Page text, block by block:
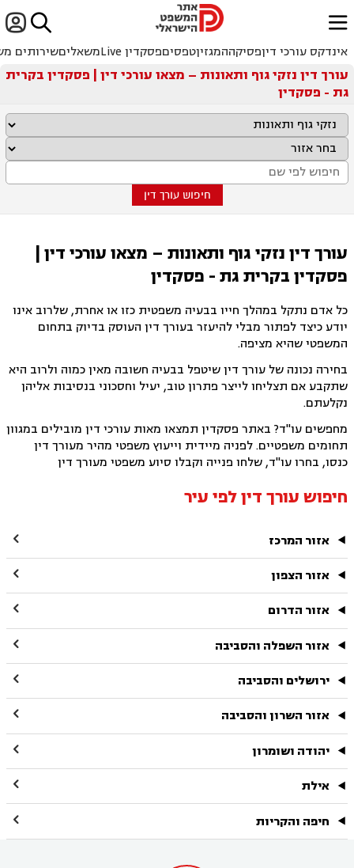

ﱐ
אינדקס עורכי דיןפסיקההמגזיןטפסיםפסקדין Live משאליםשירותים
עורך דין נזקי גוף ותאונות – מצאו עורכי דין | פסקדין בקרית
גת - פסקדין
חיפוש עורך דין
עורך דין נזקי גוף ותאונות – מצאו עורכי דין |
פסקדין בקרית גת - פסקדין
כל אדם נתקל במהלך חייו בבעיה משפטית כזו או אחרת, שלרוב אינו
יודע כיצד לפתור מבלי להיעזר בעורך דין העוסק בדיוק בתחום
המשפטי שהיא מציפה.
בחירה נכונה של עורך דין שיטפל בבעיה חשובה מאין כמוה ולרוב היא
שתקבע אם תצליחו לייצר פתרון טוב, יעיל וחסכוני בנסיבות אליהן
נקלעתם.
מחפשים עו"ד? באתר פסקדין תמצאו מאות עורכי דין מובילים במגוון
תחומים משפטיים. לפניה מיידית וייעוץ משפטי מהיר מעורך דין
כנסו, בחרו עו"ד, שלחו פנייה וקבלו סיוע משפטי מעורך דין
חיפוש עורך דין לפי עיר
אזור המרכז 
אזור הצפון 
אזור הדרום 
אזור השפלה והסביבה 
ירושלים והסביבה 
אזור השרון והסביבה 
יהודה ושומרון 
אילת 
חיפה והקריות 